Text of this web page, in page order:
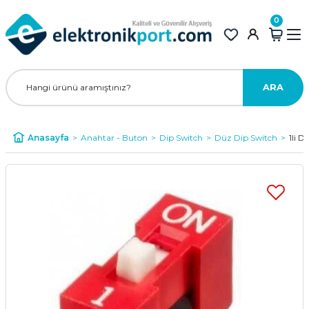
ARA
0
Anasayfa Anahtar - Buton Dip Switch Düz Dip Switch 1li